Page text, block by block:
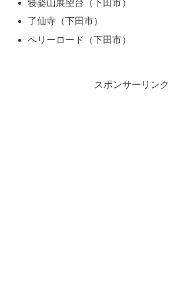
寝姿山展望台（下田市）
了仙寺（下田市）
ペリーロード（下田市）
スポンサーリンク